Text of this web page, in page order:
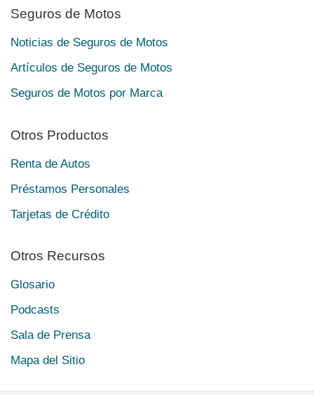
Seguros de Motos
Noticias de Seguros de Motos
Artículos de Seguros de Motos
Seguros de Motos por Marca
Otros Productos
Renta de Autos
Préstamos Personales
Tarjetas de Crédito
Otros Recursos
Glosario
Podcasts
Sala de Prensa
Mapa del Sitio